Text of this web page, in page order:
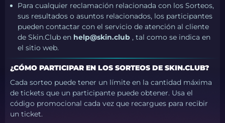
Para cualquier reclamación relacionada con los Sorteos,
sus resultados o asuntos relacionados, los participantes
pueden contactar con el servicio de atención al cliente
de Skin.Club en help@skin.club , tal como se indica en
el sitio web.
¿CÓMO PARTICIPAR EN LOS SORTEOS DE SKIN.CLUB?
Cada sorteo puede tener un límite en la cantidad máxima
de tickets que un participante puede obtener. Usa el
código promocional cada vez que recargues para recibir
un ticket.